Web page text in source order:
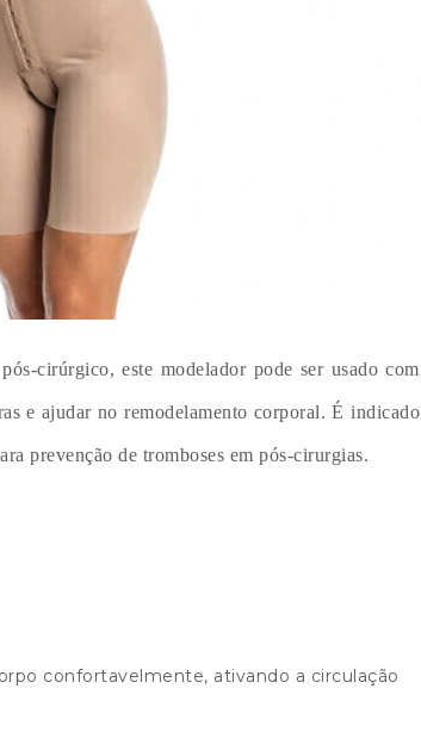
cirúrgico, este modelador pode ser usado com
e ajudar no remodelamento corporal.É indicado
prevenção de tromboses em pós-cirurgias.
confortavelmente, ativando a circulação